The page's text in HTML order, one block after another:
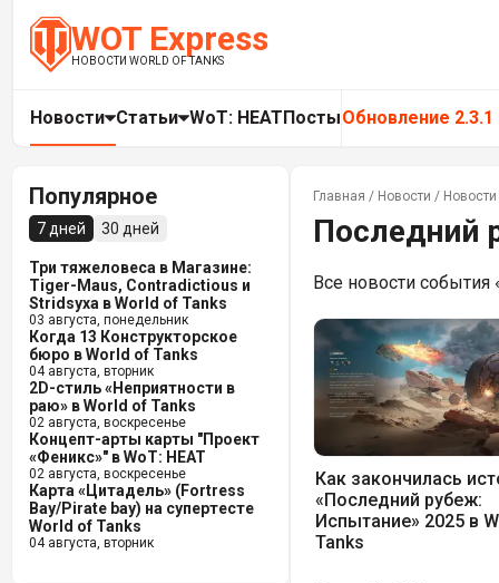
WOT Express
НОВОСТИ WORLD OF TANKS
Новости Статьи WoT: HEATПостыОбновление 2.3.1
Популярное
7 дней 30 дней
Три тяжеловеса в Магазине:
Tiger-Maus, Contradictious и
Stridsyxa в World of Tanks
03 августа, понедельник
Когда 13 Конструкторское
бюро в World of Tanks
04 августа, вторник
2D-стиль «Неприятности в
раю» в World of Tanks
02 августа, воскресенье
Концепт-арты карты "Проект
«Феникс»" в WoT: HEAT
02 августа, воскресенье
Карта «Цитадель» (Fortress
Bay/Pirate bay) на супертесте
World of Tanks
04 августа, вторник
Главная / Новости /
Последний
Все новости события
Как закончилась
«Последний рубеж:
Испытание» 2025 в
Tanks